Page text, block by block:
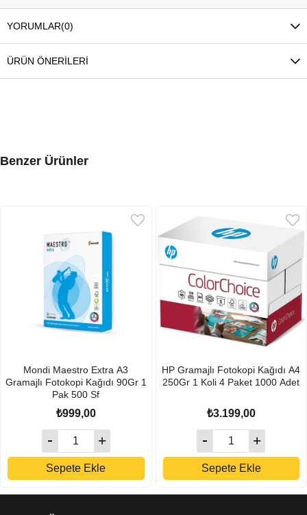
YORUMLAR(0)
ÜRÜN ÖNERILERI
Benzer Ürünler
Mondi Maestro Extra A3
Gramajlı Fotokopi Kağıdı 90Gr 1
Pak 500 Sf
₺999,00
Sepete Ekle
HP Gramajlı Fotokopi Kağıdı A4
250Gr 1 Koli 4 Paket 1000 Adet
₺3.199,00
Sepete Ekle